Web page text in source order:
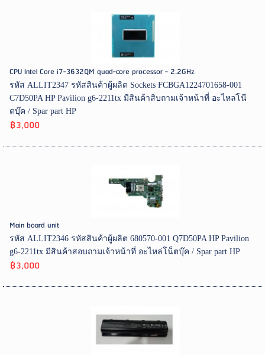
CPU Intel Core i7-3632QM quad-core processor - 2.2GHz
รหัส ALLIT2347 รหัสสินค้าผู้ผลิต Sockets FCBGA1224701658-001
C7D50PA HP Pavilion g6-2211tx มีสินค้าสิบถามเจ้าหน้าที่ อะไหล่โน๊
ตบุ๊ค / Spar part HP
฿3,000
Main board unit
รหัส ALLIT2346 รหัสสินค้าผู้ผลิต 680570-001 Q7D50PA HP Pavilion
g6-2211tx มีสินค้าสอบถามเจ้าหน้าที่ อะไหล่โน็ตบุ๊ค / Spar part HP
฿3,000